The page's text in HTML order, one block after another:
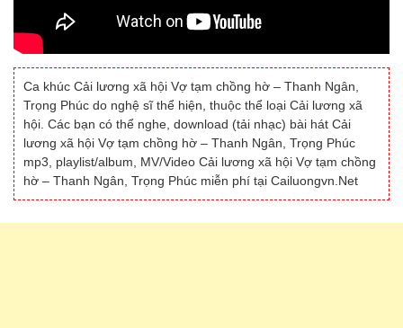
Ca khúc Cải lương xã hội Vợ tạm chồng hờ – Thanh Ngân,
Trọng Phúc do nghệ sĩ thể hiện, thuộc thể loại Cải lương xã
hội. Các bạn có thể nghe, download (tải nhạc) bài hát Cải
lương xã hội Vợ tạm chồng hờ – Thanh Ngân, Trọng Phúc
mp3, playlist/album, MV/Video Cải lương xã hội Vợ tạm chồng
hờ – Thanh Ngân, Trọng Phúc miễn phí tại Cailuongvn.Net